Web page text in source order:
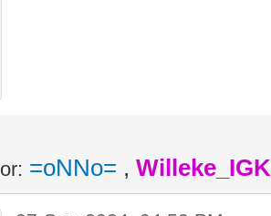
=oNNo= ,